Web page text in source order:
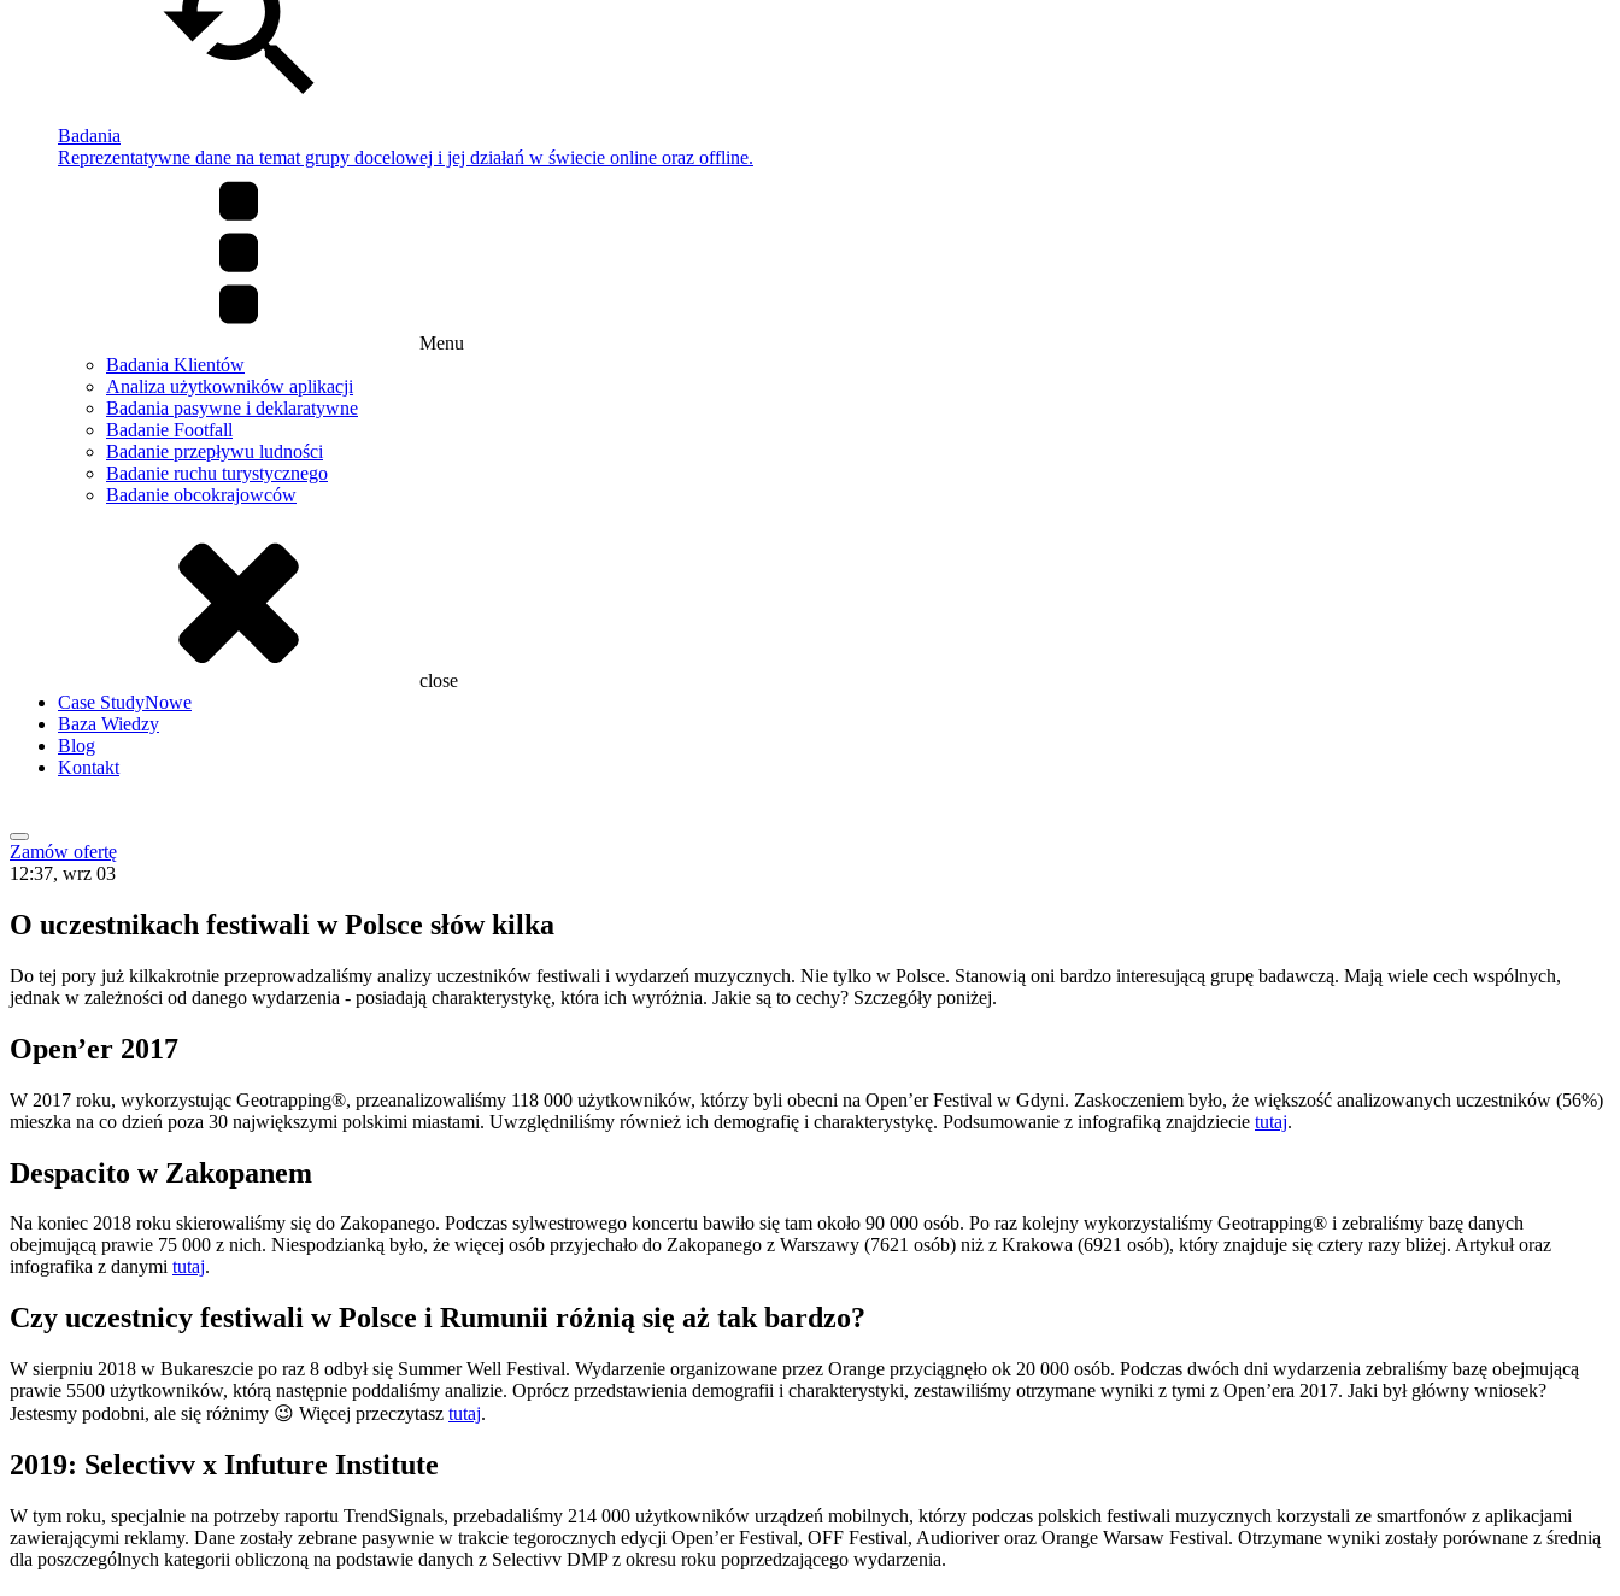
Badania
Reprezentatywne dane na temat grupy docelowej i jej działań w świecie online oraz offline.
Menu
Badania Klientów
Analiza użytkowników aplikacji
Badania pasywne i deklaratywne
Badanie Footfall
Badanie przepływu ludności
Badanie ruchu turystycznego
Badanie obcokrajowców
close
Case StudyNowe
Baza Wiedzy
Blog
Kontakt
Zamów ofertę
12:37, wrz 03
O uczestnikach festiwali w Polsce słów kilka
Do tej pory już kilkakrotnie przeprowadzaliśmy analizy uczestników festiwali i wydarzeń muzycznych. Nie tylko w Polsce. Stanowią oni bardzo interesującą grupę badawczą. Mają wiele cech wspólnych,
jednak w zależności od danego wydarzenia - posiadają charakterystykę, która ich wyróżnia. Jakie są to cechy? Szczegóły poniżej.
Open’er 2017
W 2017 roku, wykorzystując Geotrapping®, przeanalizowaliśmy 118 000 użytkowników, którzy byli obecni na Open’er Festival w Gdyni. Zaskoczeniem było, że większość analizowanych uczestników (56%)
mieszka na co dzień poza 30 największymi polskimi miastami. Uwzględniliśmy również ich demografię i charakterystykę. Podsumowanie z infografiką znajdziecie tutaj.
Despacito w Zakopanem
Na koniec 2018 roku skierowaliśmy się do Zakopanego. Podczas sylwestrowego koncertu bawiło się tam około 90 000 osób. Po raz kolejny wykorzystaliśmy Geotrapping® i zebraliśmy bazę danych
obejmującą prawie 75 000 z nich. Niespodzianką było, że więcej osób przyjechało do Zakopanego z Warszawy (7621 osób) niż z Krakowa (6921 osób), który znajduje się cztery razy bliżej. Artykuł oraz
infografika z danymi tutaj.
Czy uczestnicy festiwali w Polsce i Rumunii różnią się aż tak bardzo?
W sierpniu 2018 w Bukareszcie po raz 8 odbył się Summer Well Festival. Wydarzenie organizowane przez Orange przyciągnęło ok 20 000 osób. Podczas dwóch dni wydarzenia zebraliśmy bazę obejmującą
prawie 5500 użytkowników, którą następnie poddaliśmy analizie. Oprócz przedstawienia demografii i charakterystyki, zestawiliśmy otrzymane wyniki z tymi z Open’era 2017. Jaki był główny wniosek?
Jestesmy podobni, ale się różnimy 😉 Więcej przeczytasz tutaj.
2019: Selectivv x Infuture Institute
W tym roku, specjalnie na potrzeby raportu TrendSignals, przebadaliśmy 214 000 użytkowników urządzeń mobilnych, którzy podczas polskich festiwali muzycznych korzystali ze smartfonów z aplikacjami
zawierającymi reklamy. Dane zostały zebrane pasywnie w trakcie tegorocznych edycji Open’er Festival, OFF Festival, Audioriver oraz Orange Warsaw Festival. Otrzymane wyniki zostały porównane z średnią
dla poszczególnych kategorii obliczoną na podstawie danych z Selectivv DMP z okresu roku poprzedzającego wydarzenia.